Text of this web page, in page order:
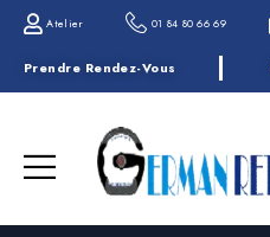
Atelier 01 84 80 66 69
Prendre Rendez-Vous